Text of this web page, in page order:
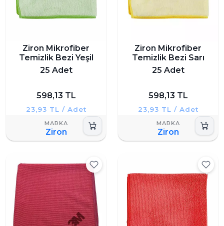
Ziron Mikrofiber
Temizlik Bezi Yeşil
25 Adet
598,13 TL
23,93 TL / Adet
Ziron
Ziron Mikrofiber
Temizlik Bezi Sarı
25 Adet
598,13 TL
23,93 TL / Adet
Ziron